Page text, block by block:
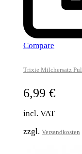
Compare
Trixie Milchersatz
6,99 €
incl. VAT
zzgl. Versandkosten